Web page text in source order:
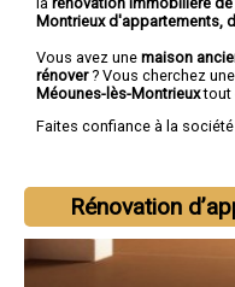
Montrieux d'appartements,
Vous avez une maison
rénover? Vous cherchez une
Méounes-lès-Montrieuxtout
Faites confiance à la société
Rénovation